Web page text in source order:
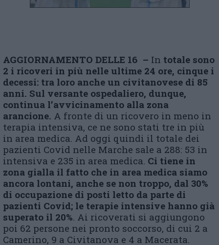
AGGIORNAMENTO DELLE 16 – In totale sono
2 i ricoveri in più nelle ultime 24 ore, cinque i
decessi: tra loro anche un civitanovese di 85
anni. Sul versante ospedaliero, dunque,
continua l’avvicinamento alla zona
arancione. A fronte di un ricovero in meno in
terapia intensiva, ce ne sono stati tre in più
in area medica. Ad oggi quindi il totale dei
pazienti Covid nelle Marche sale a 288: 53 in
intensiva e 235 in area medica. Ci tiene in
zona gialla il fatto che in area medica siamo
ancora lontani, anche se non troppo, dal 30%
di occupazione di posti letto da parte di
pazienti Covid; le terapie intensive hanno già
superato il 20%. Ai ricoverati si aggiungono
poi 62 persone nei pronto soccorso, di cui 2 a
Camerino, 9 a Civitanova e 4 a Macerata.